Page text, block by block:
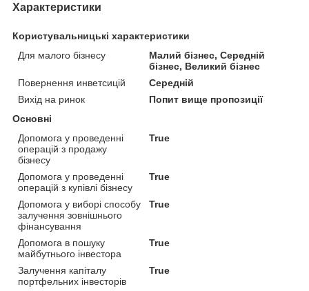
Характеристики
Користувальницькі характеристики
Для малого бізнесу
Малий бізнес, Середній
бізнес, Великий бізнес
Повернення инветcицій
Середній
Вихід на ринок
Попит вище пропозиції
Основні
Допомога у проведенні
операцій з продажу
бізнесу
True
Допомога у проведенні
операцій з купівлі бізнесу
True
Допомога у виборі способу
залучення зовнішнього
фінансування
True
Допомога в пошуку
майбутнього інвестора
True
Залучення капіталу
портфельних інвесторів
True